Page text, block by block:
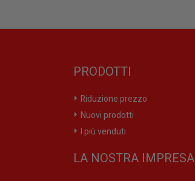
PRODOTTI
Riduzione prezzo
Nuovi prodotti
I più venduti
LA NOSTRA IMPRESA